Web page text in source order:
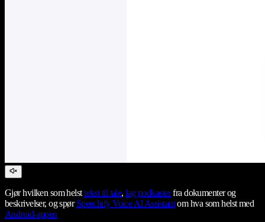
Gjør hvilken som helsttekst til tale,lag podkasterfra dokumenter og
beskrivelser, og spørSpeechify Voice AI Assistantom hva som helst med
Android-appen